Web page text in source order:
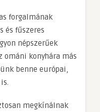
forgalmának
és fűszeres
népszerűek
ománi konyhára más
benne európai,
megkínálnak